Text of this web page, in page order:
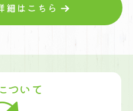
細はこちら
ついて